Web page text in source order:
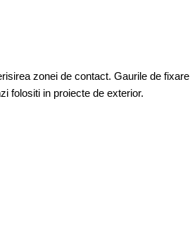
zonei de contact. Gaurile de fixare
folositi in proiecte de exterior.